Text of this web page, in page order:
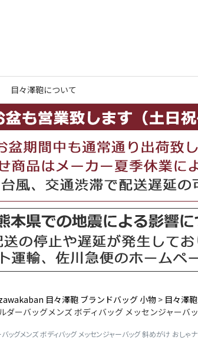
目々澤鞄について
目々澤鞄 ブランドバッグ 小物
目々澤
ダーバッグメンズ ボディバッグ メッセンジャー
ッグメンズ ボディバッグ メッセンジャーバッグ 斜めがけ おし